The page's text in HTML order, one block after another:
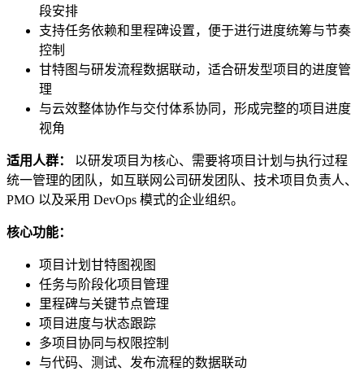
段安排
支持任务依赖和里程碑设置，便于进行进度统筹与节奏
控制
甘特图与研发流程数据联动，适合研发型项目的进度管
理
与云效整体协作与交付体系协同，形成完整的项目进度
视角
适用人群：
以研发项目为核心、需要将项目计划与执行过程
统一管理的团队，如互联网公司研发团队、技术项目负责人、
PMO 以及采用 DevOps 模式的企业组织。
核心功能：
项目计划甘特图视图
任务与阶段化项目管理
里程碑与关键节点管理
项目进度与状态跟踪
多项目协同与权限控制
与代码、测试、发布流程的数据联动